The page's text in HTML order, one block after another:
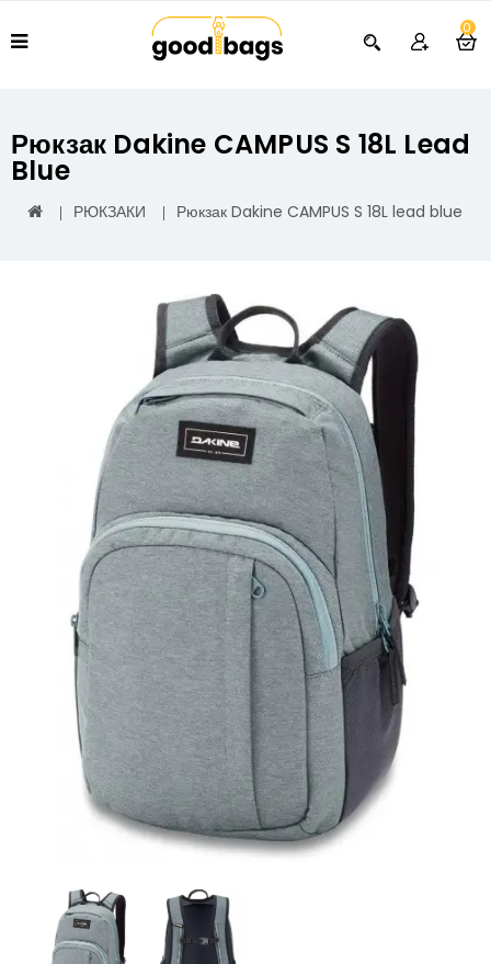
0
Рюкзак Dakine CAMPUS S 18L Lead
Blue
РЮКЗАКИ Рюкзак Dakine CAMPUS S 18L lead blue